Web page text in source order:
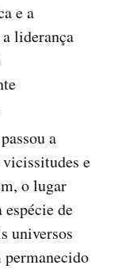
e a
liderança
a
e
o lugar
de
universos